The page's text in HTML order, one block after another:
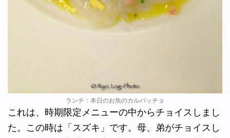
ランチ：本日のお魚のカルパッチョ
これは、時期限定メニューの中からチョイスしまし
た。この時は「スズキ」です。母、弟がチョイスし